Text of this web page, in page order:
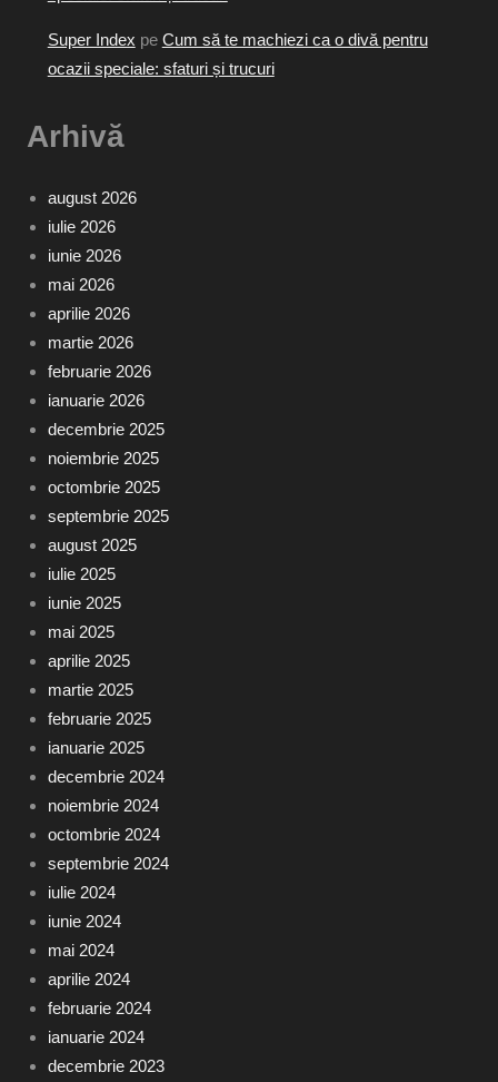
Super Index pe Cum să te machiezi ca o divă pentru
ocazii speciale: sfaturi și trucuri
Arhivă
august 2026
iulie 2026
iunie 2026
mai 2026
aprilie 2026
martie 2026
februarie 2026
ianuarie 2026
decembrie 2025
noiembrie 2025
octombrie 2025
septembrie 2025
august 2025
iulie 2025
iunie 2025
mai 2025
aprilie 2025
martie 2025
februarie 2025
ianuarie 2025
decembrie 2024
noiembrie 2024
octombrie 2024
septembrie 2024
iulie 2024
iunie 2024
mai 2024
aprilie 2024
februarie 2024
ianuarie 2024
decembrie 2023